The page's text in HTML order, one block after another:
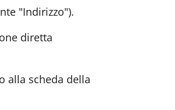
"Indirizzo").
diretta
alla scheda della